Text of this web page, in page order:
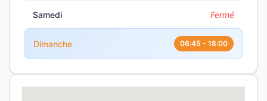
Samedi Fermé
Dimanche 06:45 - 18:00